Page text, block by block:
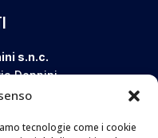
tecnologie come i cookie
s.n.c.
Donnini
FIRENZE
055 661 438